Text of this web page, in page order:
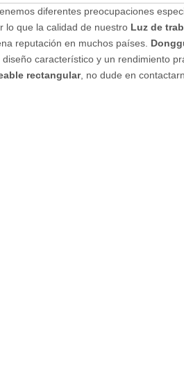
diferentes preocupaciones
lo que la calidad de nuestro Luz de
reputación en muchos países.
característico y un rendimiento
rectangular, no dude en